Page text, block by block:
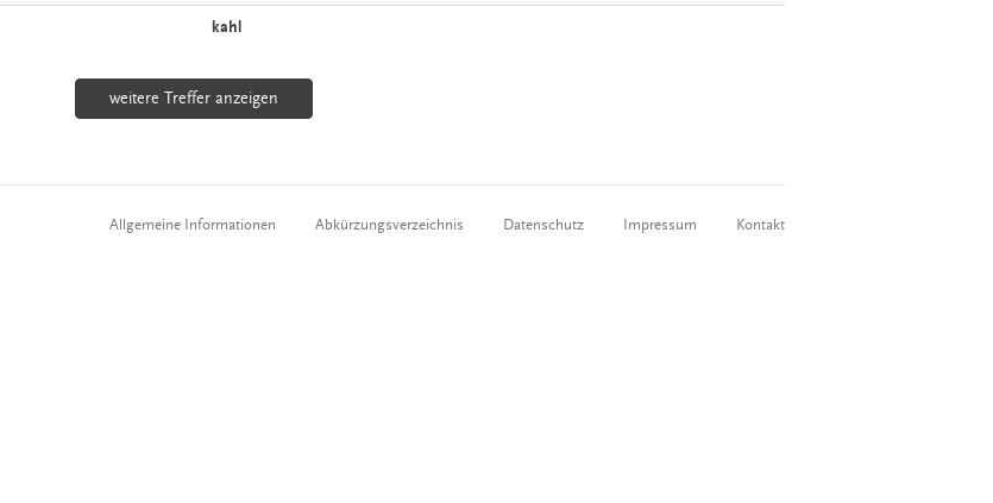
kahl
weitere Treffer anzeigen
Allgemeine Informationen Abkürzungsverzeichnis Datenschutz Impressum Kontakt